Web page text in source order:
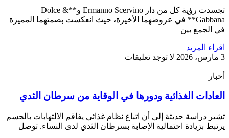
تجسدت رؤية كل من دار Ermanno Scervino و**Dolce &
Gabbana** في عروضهما الأخيرة، حيث انعكست بصمتهما المميزة
في الجمع بين
اقراء المزيد
3 مارس، 2026
لا توجد تعليقات
أخبار
العادات الغذائية ودورها في الوقاية من سرطان الثدي
تشير دراسة حديثة إلى أن اتباع نظام غذائي يفاقم الالتهابات بالجسم
يرتبط بزيادة احتمالية الإصابة بسرطان الثدي لدى النساء. توصل